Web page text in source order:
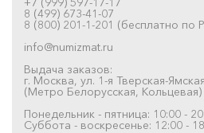
8 (499) 673-41-07
8 (800) 201-1-201 (бесплатно по
info@numizmat.ru
Выдача заказов:
г. Москва, ул. 1-я Тверская-
(Метро Белорусская, Кольцевая)
Понедельник - пятница: 10:00 -
Суббота - воскресенье: 12:00 -